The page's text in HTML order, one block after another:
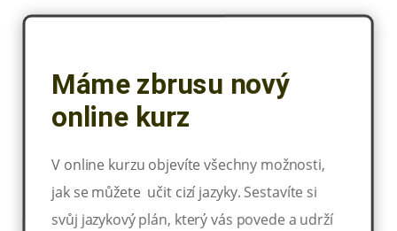
Máme zbrusu nový
online kurz
V online kurzu objevíte všechny možnosti,
jak se můžete učit cizí jazyky. Sestavíte si
svůj jazykový plán, který vás povede a udrží